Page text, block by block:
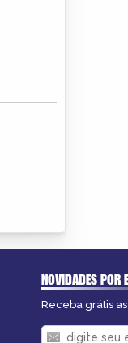
NOVIDADES POR
Receba grátis